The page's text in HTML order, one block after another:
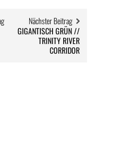
Nächster Beitrag
GIGANTISCH GRÜN //
TRINITY RIVER
CORRIDOR